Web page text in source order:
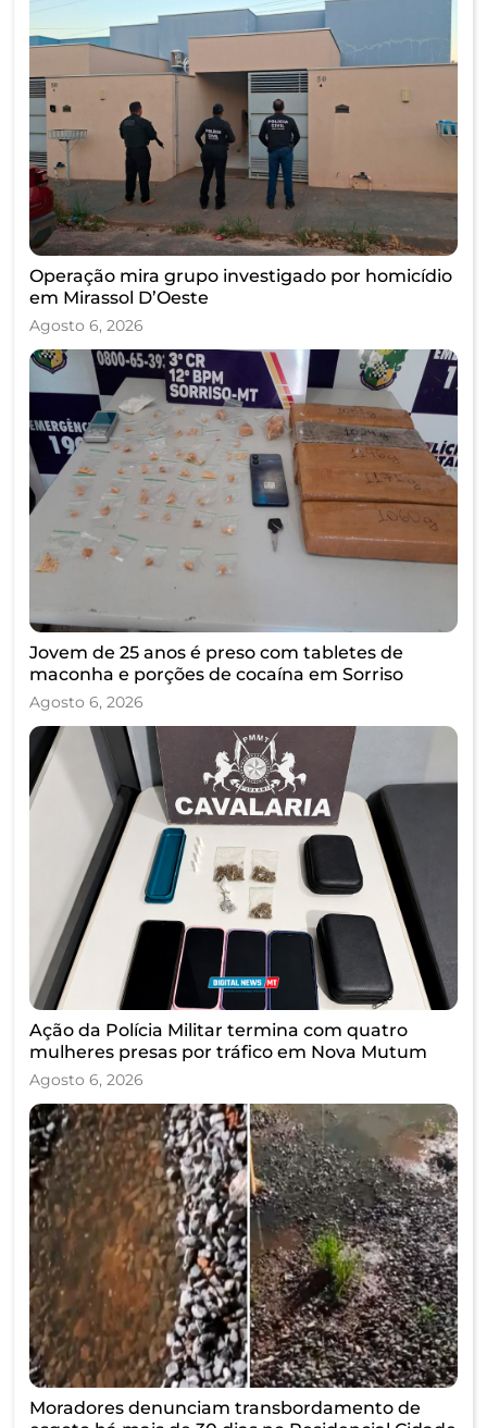
Operação mira grupo investigado por homicídio
em Mirassol D’Oeste
Agosto 6, 2026
Jovem de 25 anos é preso com tabletes de
maconha e porções de cocaína em Sorriso
Agosto 6, 2026
Ação da Polícia Militar termina com quatro
mulheres presas por tráfico em Nova Mutum
Agosto 6, 2026
Moradores denunciam transbordamento de